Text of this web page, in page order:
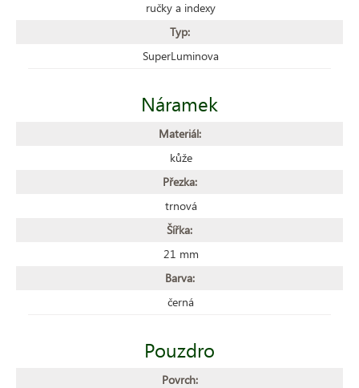
ručky a indexy
Typ:
SuperLuminova
Náramek
Materiál:
kůže
Přezka:
trnová
Šířka:
21 mm
Barva:
černá
Pouzdro
Povrch: